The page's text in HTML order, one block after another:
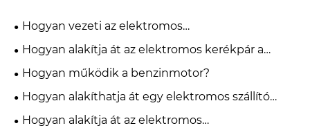
Hogyan vezeti az elektromos
versenymotorkerékpár a teljesítménymobilitás
jövőjét?
Hogyan alakítja át az elektromos kerékpár a
globális mobilitási ipart?
Hogyan működik a benzinmotor?
Hogyan alakíthatja át egy elektromos szállító
motorkerékpár a városi logisztikát?
Hogyan alakítja át az elektromos